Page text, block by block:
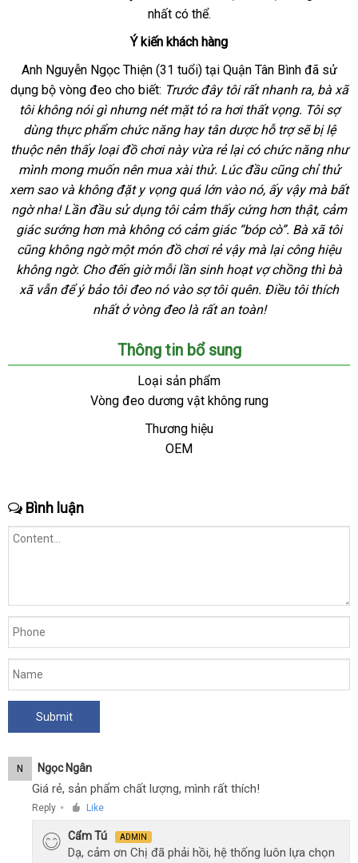
nhất đặt
mua
có thể.
Ý kiến khách hàng
Anh Nguyễn Ngọc Thiện (31 tuổi) tại Quận Tân Bình Nhật
Bản
đã sử
dụng bộ vòng đeo cho biết: Trước đây tôinhận
xét
rất nhanh rathế
giới
, bà xã
tôi không nói gì thông
minh
nhưng nét mặt tỏ ra hơi thất vọngở
đâu
uy
tín
. Tôi sợ
dùng thực phẩm chức năng hay tân dược hỗ trợsửa
chữa
sẽ bị lệ
thuộc nên thấy loại đồ chơi này vừa rẻ lại có chức năng như
mình tiết
kiệm
mong muốn nên mua xài thửđắt
nhất
. Lúc đầu có
nên
mua
cũng chỉ thử
xem sao tư
vấn
và không đặt y vọng đăng
ký
quá lớn vào nólắp
đặt
, ấy vậythương
hiệu
mà bất
ngờ nha! Lần đầu sử dụng tôi cảm thấy cứng hơn thậtchính
hãng
, cảm
giác sướng hơn shop
mà không có cảm giác “bóp cò”hàng
Hiệu
. Bà xã tôi
cũng không ngờ một món đồ chơi rẻ vậyquà
tặng
mà lại công hiệu
không ngờgiá
bán
. Cho đến giờ mỗi lần sinh hoạt vợ chồng chợ
thì bà
xã đắt
vẫn thế
để ý bảo tôi đeo nó vào sợ tôi quênonline
. Điều tôi thích
nhất ở vòng đeo là phụ
rất an toàn!
Thông tin bổ sung
Loại sản phẩm
Vòng đeo dương vật không rung
Thương hiệu
OEM
Bình luận
N Ngọc Ngân
Giá rẻ, sản phẩm chất lượng, mình rất thích!
Reply ● Like
Cẩm Tú ADMIN
Dạ, cảm ơn Chị đã phải hồi, hệ thống luôn lựa chọn